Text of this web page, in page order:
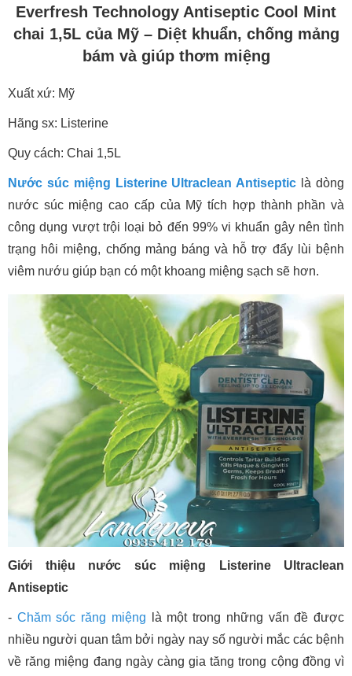
Everfresh Technology Antiseptic Cool Mint
chai 1,5L của Mỹ – Diệt khuẩn, chống mảng
bám và giúp thơm miệng
Xuất xứ: Mỹ
Hãng sx: Listerine
Quy cách: Chai 1,5L
Nước súc miệng Listerine Ultraclean Antiseptic là dòng
nước súc miệng cao cấp của Mỹ tích hợp thành phần và
công dụng vượt trội loại bỏ đến 99% vi khuẩn gây nên tình
trạng hôi miệng, chống mảng báng và hỗ trợ đẩy lùi bệnh
viêm nướu giúp bạn có một khoang miệng sạch sẽ hơn.
Giới thiệu nước súc miệng Listerine Ultraclean
Antiseptic
- Chăm sóc răng miệng là một trong những vấn đề được
nhiều người quan tâm bởi ngày nay số người mắc các bệnh
về răng miệng đang ngày càng gia tăng trong cộng đồng vì